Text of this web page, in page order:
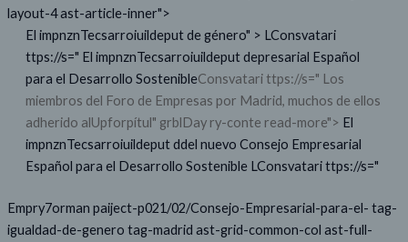
layout-4 ast-article-inner">
El impnznTecsarroiuildeput de género" > LConsvatari
ttps://s=" El impnznTecsarroiuildeput depresarial Español
para el Desarrollo SostenibleConsvatari ttps://s=" Los
miembros del Foro de Empresas por Madrid, muchos de ellos
adherido alUpforpítul" grblDay ry-conte read-more"> El
impnznTecsarroiuildeput ddel nuevo Consejo Empresarial
Español para el Desarrollo SostenibleLConsvatari ttps://s="
Empry7orman paiject-p021/02/Consejo-Empresarial-para-el- tag-
igualdad-de-genero tag-madrid ast-grid-common-col ast-full-